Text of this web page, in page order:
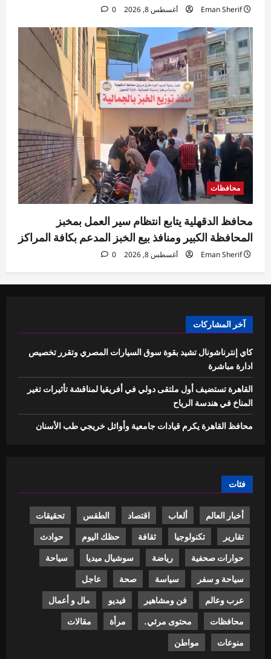
Eman Sherif أغسطس 8, 2026 0
محافظات
محافظ الدقهلية يتابع انتظام سير العمل بمخبز
المحافظة الكبير ومنافذ بيع الخبز المدعم بكافة المراكز
Eman Sherif أغسطس 8, 2026 0
آخر المشاركات
كاي إنترناشونال تشيد بقوة سوق السيارات المصري وتقرر تخصيص
ادارة مباشرة
القاهرة تستضيف أول ملتقى دولي في أفريقيا لمناقشة تأثيرات تغير
المناخ في هندسة الرياح
محافظ القاهرة يكرم قيادات جامعية وأوائل خريجي طب الأسنان
فئات
أخبار العالم ألعاب اقتصاد الطقس تحقيقات
تقارير تكنولوجيا ثقافة حظك اليوم حوادث
حوارات صحفية رياضة سوشيال ميديا سياحة
سياحة و سفر سياسة صحة عاجل
عرب وعالم فن ومشاهير فيديو مال و أعمال
محافظات محتوى مرئي. مرأة مقالات
منوعات مواطن